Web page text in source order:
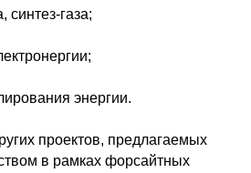
синтез-газа;
энергии.
проектов, предлагаемых
в рамках форсайтных